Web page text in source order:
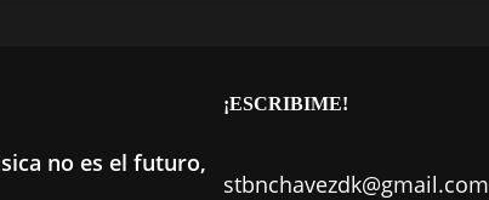
no es el futuro,
¡ESCRIBIME!
stbnchavezdk@gmail.com